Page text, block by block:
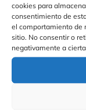
cookies para
consentimiento de
el comportamiento de
sitio. No consentir o
negativamente a
Edad recomendad
Fabricado en China
Fabricado por